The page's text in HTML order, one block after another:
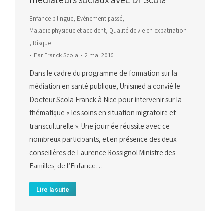
Enfance bilingue, Evènement passé,
Maladie physique et accident, Qualité de vie en expatriation
, Risque
ParFranck Scola 2 mai 2016
Dans le cadre du programme de formation sur la
médiation en santé publique, Unismed a convié le
Docteur Scola Franck à Nice pour intervenir sur la
thématique « les soins en situation migratoire et
transculturelle ». Une journée réussite avec de
nombreux participants, et en présence des deux
conseillères de Laurence Rossignol Ministre des
Familles, de l’Enfance…
Lire la suite